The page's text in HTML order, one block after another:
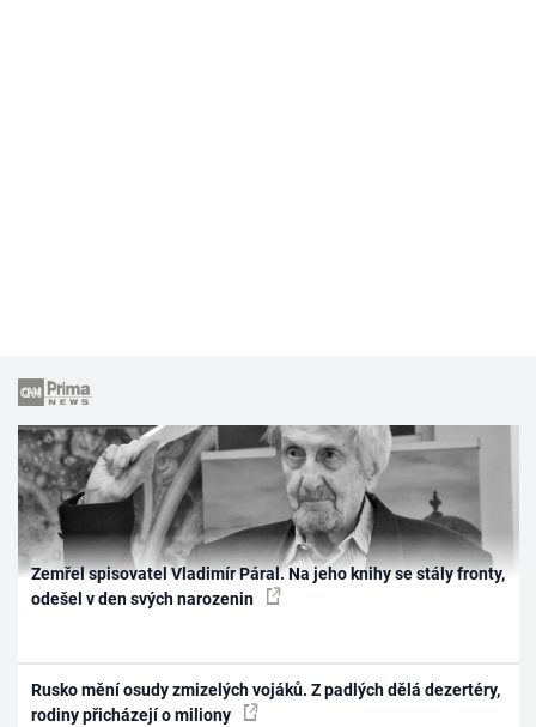
Zemřel spisovatel Vladimír Páral. Na jeho knihy se stály fronty,
odešel v den svých narozenin
Rusko mění osudy zmizelých vojáků. Z padlých dělá dezertéry,
rodiny přicházejí o miliony